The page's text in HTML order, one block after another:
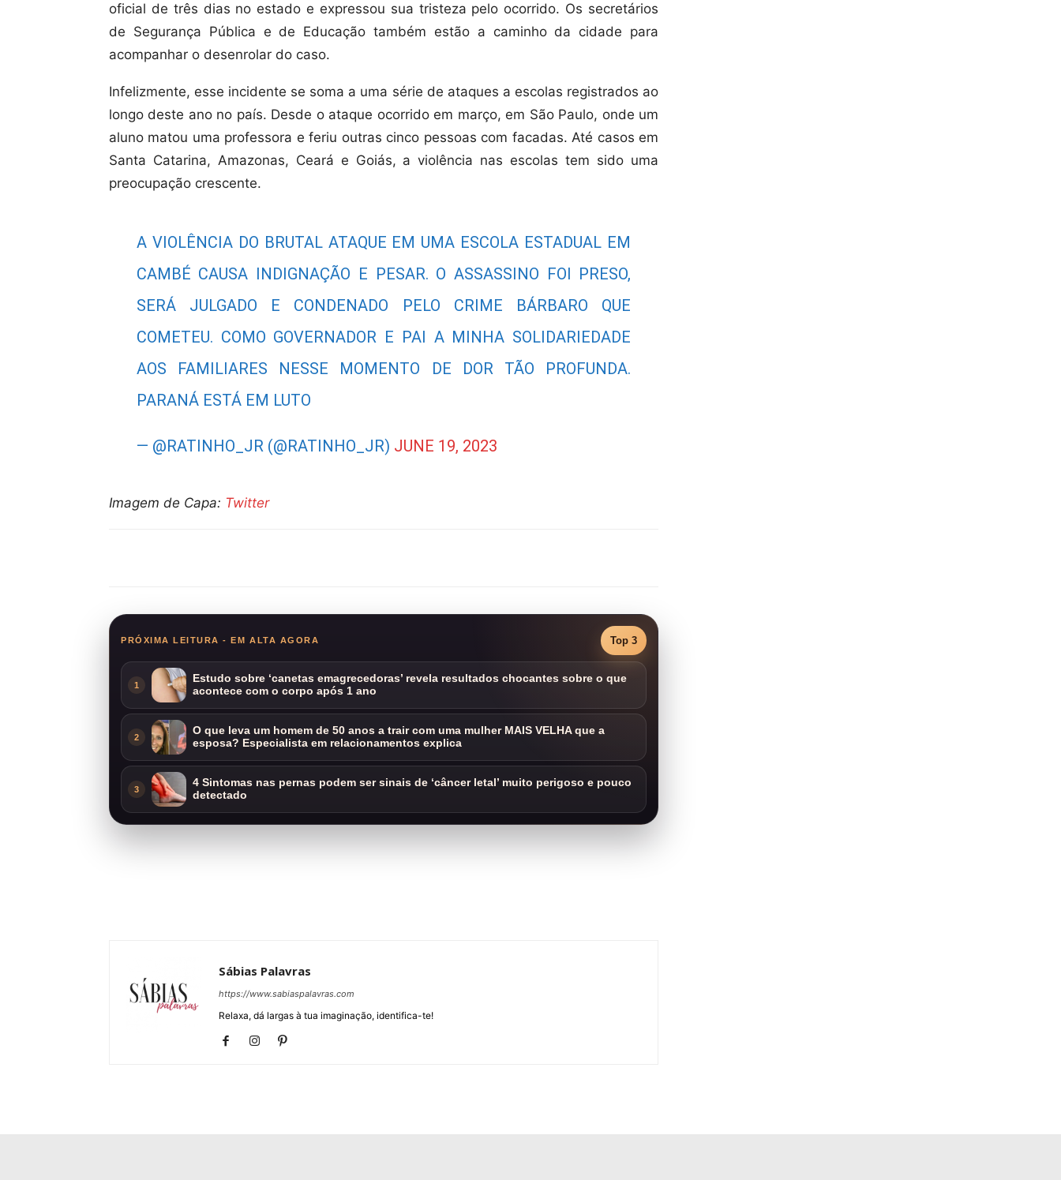
oficial de três dias no estado e expressou sua tristeza pelo ocorrido. Os secretários
de Segurança Pública e de Educação também estão a caminho da cidade para
acompanhar o desenrolar do caso.
Infelizmente, esse incidente se soma a uma série de ataques a escolas registrados ao
longo deste ano no país. Desde o ataque ocorrido em março, em São Paulo, onde um
aluno matou uma professora e feriu outras cinco pessoas com facadas. Até casos em
Santa Catarina, Amazonas, Ceará e Goiás, a violência nas escolas tem sido uma
preocupação crescente.
A VIOLÊNCIA DO BRUTAL ATAQUE EM UMA ESCOLA ESTADUAL EM
CAMBÉ CAUSA INDIGNAÇÃO E PESAR. O ASSASSINO FOI PRESO,
SERÁ JULGADO E CONDENADO PELO CRIME BÁRBARO QUE
COMETEU. COMO GOVERNADOR E PAI A MINHA SOLIDARIEDADE
AOS FAMILIARES NESSE MOMENTO DE DOR TÃO PROFUNDA.
PARANÁ ESTÁ EM LUTO
— @RATINHO_JR (@RATINHO_JR) JUNE 19, 2023
Imagem de Capa: Twitter
PRÓXIMA LEITURA - EM ALTA AGORA Top 3
1
Estudo sobre ‘canetas emagrecedoras’ revela resultados chocantes sobre o que
acontece com o corpo após 1 ano
2
O que leva um homem de 50 anos a trair com uma mulher MAIS VELHA que a
esposa? Especialista em relacionamentos explica
3
4 Sintomas nas pernas podem ser sinais de ‘câncer letal’ muito perigoso e pouco
detectado
Sábias Palavras
https://www.sabiaspalavras.com
Relaxa, dá largas à tua imaginação, identifica-te!